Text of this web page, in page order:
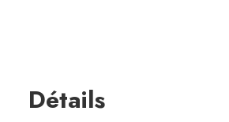
Détails